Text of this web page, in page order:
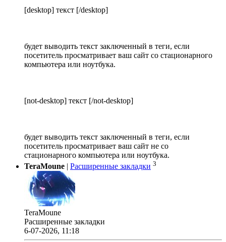
[desktop] текст [/desktop]
будет выводить текст заключенный в теги, если
посетитель просматривает ваш сайт со стационарного
компьютера или ноутбука.
[not-desktop] текст [/not-desktop]
будет выводить текст заключенный в теги, если
посетитель просматривает ваш сайт не со
стационарного компьютера или ноутбука.
TeraMoune
Расширенные закладки 3
TeraMoune
Расширенные закладки
6-07-2026, 11:18